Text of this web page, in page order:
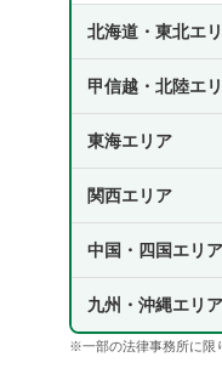
行政書士｜預
相談したい場
司法書士｜相
弁護士｜相続
無料相談をし
摂津市で相続の
相談したい内
なるべく早め
事実関係に関
録などの資料
北海道・東北エ
甲信越・北陸エ
東海エリア
関西エリア
中国・四国エリア
九州・沖縄エリア
※一部の法律事務所に限